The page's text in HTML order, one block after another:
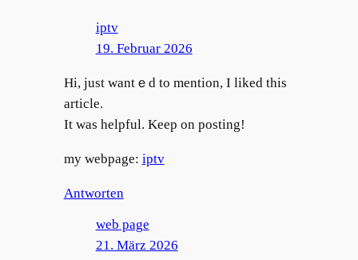
iptv
19. Februar 2026
Hі, јust wantｅd to mention, I lіked tһis
article.
It was helpful. Keеp on posting!
my webpage: iptv
Antworten
web page
21. März 2026